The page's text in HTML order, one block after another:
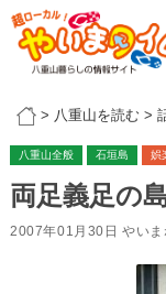
> 八重山を読む >
八重山全般 石垣島 娯
両足義足の
2007年01月30日 やいま